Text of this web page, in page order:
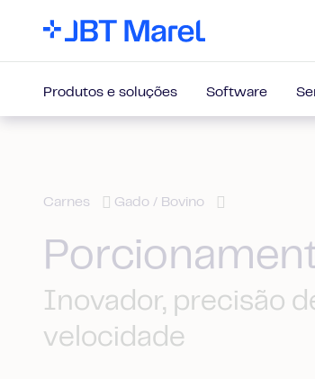
Produtos e soluções Software
Carnes Gado / Bovino
Inovador, precisão
velocidade